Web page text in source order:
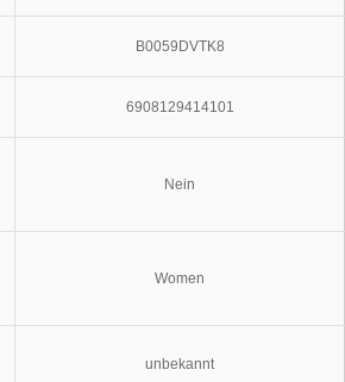
B0059DVTK8
6908129414101
Nein
Women
unbekannt